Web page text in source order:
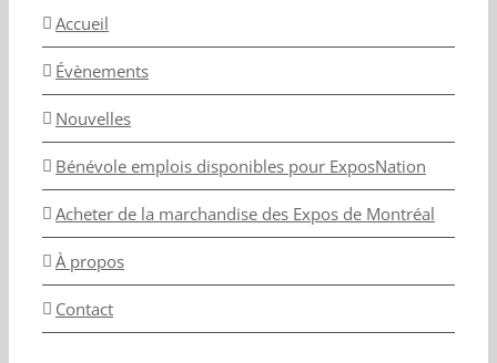
Accueil
Évènements
Nouvelles
Bénévole emplois disponibles pour ExposNation
Acheter de la marchandise des Expos de Montréal
À propos
Contact